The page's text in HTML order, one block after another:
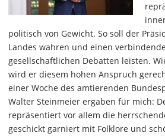
politisch von Gewicht. So soll der
Landes wahren und einen
gesellschaftlichen Debatten leisten.
wird er diesem hohen Anspruch
einer Woche des amtierenden
Walter Steinmeier ergaben für mich:
repräsentiert vor allem die
geschickt garniert mit Folklore und